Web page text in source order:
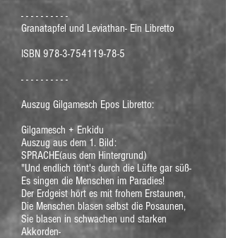
- - - - - - - - - -
Granatapfel und Leviathan- Ein Libretto
ISBN 978-3-754119-78-5
- - - - - - - - - -
Auszug Gilgamesch Epos Libretto:
Gilgamesch + Enkidu
Auszug aus dem 1. Bild:
SPRACHE(aus dem Hintergrund)
"Und endlich tönt's durch die Lüfte gar süß-
Es singen die Menschen im Paradies!
Der Erdgeist hört es mit frohem Erstaunen,
Die Menschen blasen selbst die Posaunen,
Sie blasen in schwachen und starken
Akkorden-